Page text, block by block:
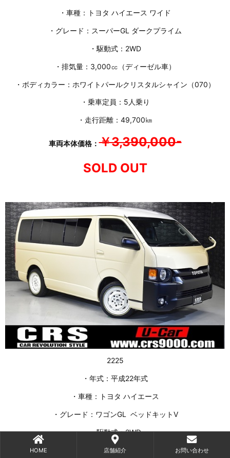
・車種：トヨタ ハイエース ワイド
・グレード：スーパーGL ダークプライム
・駆動式：2WD
・排気量：3,000㏄（ディーゼル車）
・ボディカラー：ホワイトパールクリスタルシャイン（070）
・乗車定員：5人乗り
・走行距離：49,700㎞
車両本体価格：￥3,390,000-
SOLD OUT
2225
・年式：平成22年式
・車種：トヨタ ハイエース
・グレード：ワゴンGL ベッドキットⅤ
・駆動式：2WD
・排気量：2,700㏄（ガソリン車）
HOME 店舗紹介 お問い合わせ